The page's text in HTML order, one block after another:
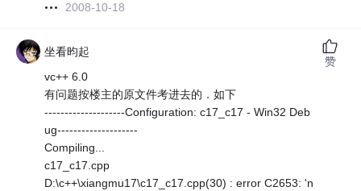
2008-10-18
坐看昀起
vc++ 6.0
有问题按楼主的原文件考进去的．如下
--------------------Configuration: c17_c17 - Win32 Deb
ug--------------------
Compiling...
c17_c17.cpp
D:\c++\xiangmu17\c17_c17.cpp(30) : error C2653: 'n
赞